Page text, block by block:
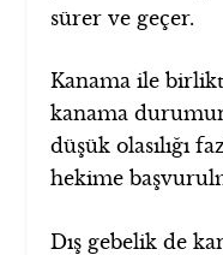
sürer ve geçer.
Kanama ile
kanama
düşük olasılığı
hekime
Dış gebelik de